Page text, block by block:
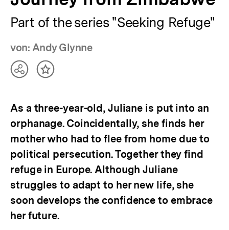
Part of the series "Seeking Refuge"
von: Andy Glynne
TeilenInhalt
As a three-year-old, Juliane is put into an
orphanage. Coincidentally, she finds her
mother who had to flee from home due to
political persecution. Together they find
refuge in Europe. Although Juliane
struggles to adapt to her new life, she
soon develops the confidence to embrace
her future.